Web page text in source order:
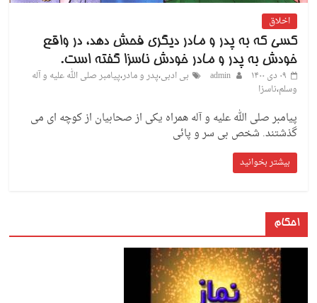
اخلاق
کسی که به پدر و مادر دیگری فحش دهد، در واقع
خودش به پدر و مادر خودش ناسزا گفته است.
۰۹ دی ۱۴۰۰
admin بی ادبی،پدر و مادر،پیامبر صلی الله علیه و آله
وسلم،ناسزا
پیامبر صلی الله علیه و آله همراه یکی از صحابیان از کوچه ای می
گذشتند. شخص بی سر و پائی
بیشتر بخوانید
احکام